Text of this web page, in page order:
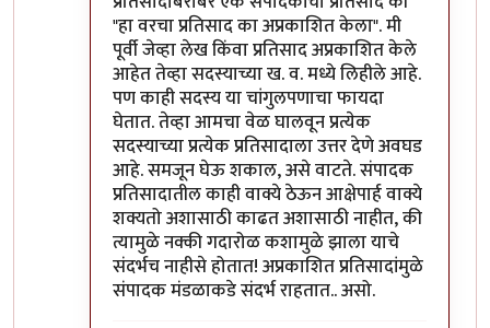
"हा वरचा प्रतिसाद का अप्रकाशित केला". मी
पूर्वी जेव्हा लेख किंवा प्रतिसाद अप्रकाशित केले
आहेत तेव्हा सदस्याच्या ख. व. मध्ये लिहीले आहे.
पण काही सदस्य या चांगुलपणाचा फायदा
घेतात. तेव्हा आमचा वेळ घालवून प्रत्येक
सदस्याच्या प्रत्येक प्रतिसादाला उत्तर देणे अवघड
आहे. समजून घेऊ शकाल, असे वाटते. संपादक
प्रतिसादातील काही वाक्ये ठेऊन आक्षेपार्ह वाक्ये
शक्यतो अशासाठी काढत अशासाठी नाहीत, की
त्यामुळे नक्की गदारोळ कशामुळे झाला याचे
संदर्भच नाहीसे होतात! अप्रकाशित प्रतिसादांमुळे
संपादक मंडळाकडे संदर्भ राहतात.. असो.